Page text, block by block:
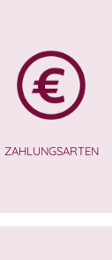
ZAHLUNGSARTEN